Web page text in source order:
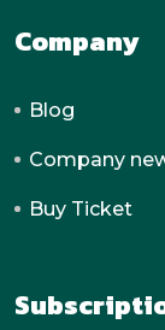
Company
Blog
Company
Buy Ticket